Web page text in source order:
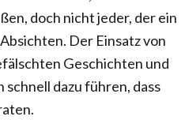
doch nicht jeder, der ein
Der Einsatz von
Geschichten und
dazu führen, dass